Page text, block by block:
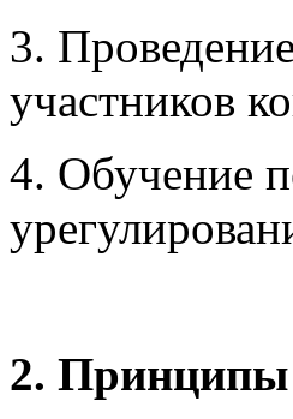
3.
участников
4. Обучение
2. Принципы